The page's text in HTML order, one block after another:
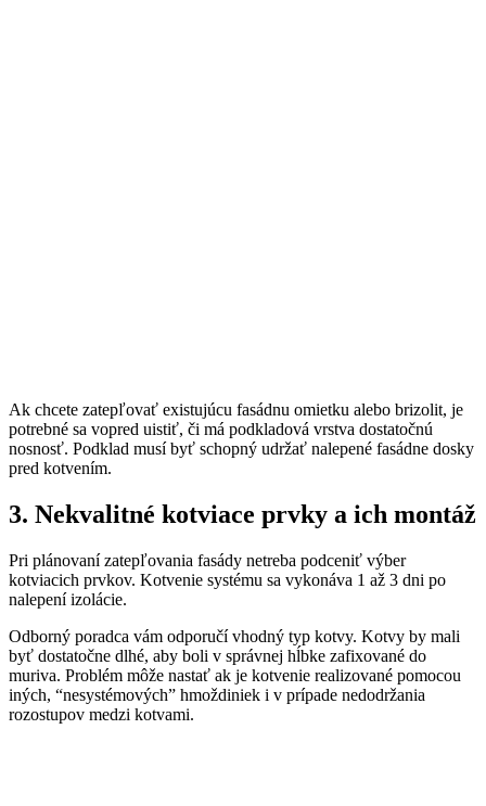
Ak chcete zatepľovať existujúcu fasádnu omietku alebo brizolit, je
potrebné sa vopred uistiť, či má podkladová vrstva dostatočnú
nosnosť. Podklad musí byť schopný udržať nalepené fasádne dosky
pred kotvením.
3. Nekvalitné kotviace prvky a ich montáž
Pri plánovaní zatepľovania fasády netreba podceniť výber
kotviacich prvkov. Kotvenie systému sa vykonáva 1 až 3 dni po
nalepení izolácie.
Odborný poradca vám odporučí vhodný typ kotvy. Kotvy by mali
byť dostatočne dlhé, aby boli v správnej hĺbke zafixované do
muriva. Problém môže nastať ak je kotvenie realizované pomocou
iných, “nesystémových” hmoždiniek i v prípade nedodržania
rozostupov medzi kotvami.